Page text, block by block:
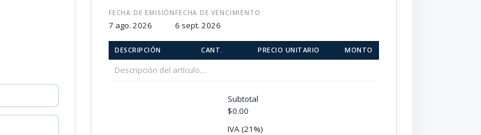
FECHA DE EMISIÓN
7 ago. 2026
FECHA DE VENCIMIENTO
6 sept. 2026
DESCRIPCIÓN CANT. PRECIO UNITARIO MONTO
Descripción del artículo…
Subtotal
$0.00
IVA (21%)